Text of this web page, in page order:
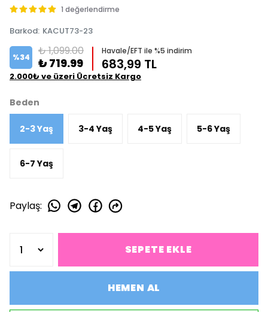
1 değerlendirme
Barkod: KACUT73-23
%34 ₺ 1,099.00
₺ 719.99
Havale/EFT ile %5 indirim
683,99 TL
2.000₺ ve üzeri Ücretsiz Kargo
Beden
2-3 Yaş 3-4 Yaş 4-5 Yaş 5-6 Yaş
6-7 Yaş
Paylaş:
SEPETE EKLE
HEMEN AL